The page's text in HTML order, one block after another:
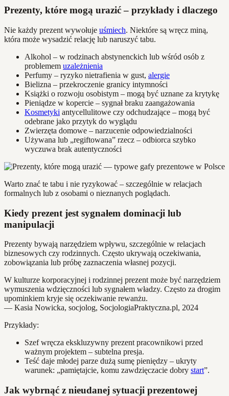
Prezenty, które mogą urazić – przykłady i dlaczego
Nie każdy prezent wywołuje uśmiech. Niektóre są wręcz miną,
która może wysadzić relację lub naruszyć tabu.
Alkohol – w rodzinach abstynenckich lub wśród osób z
problemem uzależnienia
Perfumy – ryzyko nietrafienia w gust, alergie
Bielizna – przekroczenie granicy intymności
Książki o rozwoju osobistym – mogą być uznane za krytykę
Pieniądze w kopercie – sygnał braku zaangażowania
Kosmetyki antycellulitowe czy odchudzające – mogą być
odebrane jako przytyk do wyglądu
Zwierzęta domowe – narzucenie odpowiedzialności
Używana lub „regiftowana” rzecz – odbiorca szybko
wyczuwa brak autentyczności
Warto znać te tabu i nie ryzykować – szczególnie w relacjach
formalnych lub z osobami o nieznanych poglądach.
Kiedy prezent jest sygnałem dominacji lub
manipulacji
Prezenty bywają narzędziem wpływu, szczególnie w relacjach
biznesowych czy rodzinnych. Często ukrywają oczekiwania,
zobowiązania lub próbę zaznaczenia własnej pozycji.
W kulturze korporacyjnej i rodzinnej prezent może być narzędziem
wymuszenia wdzięczności lub sygnałem władzy. Często za drogim
upominkiem kryje się oczekiwanie rewanżu.
— Kasia Nowicka, socjolog, SocjologiaPraktyczna.pl, 2024
Przykłady:
Szef wręcza ekskluzywny prezent pracownikowi przed
ważnym projektem – subtelna presja.
Teść daje młodej parze dużą sumę pieniędzy – ukryty
warunek: „pamiętajcie, komu zawdzięczacie dobry start”.
Jak wybrnąć z nieudanej sytuacji prezentowej